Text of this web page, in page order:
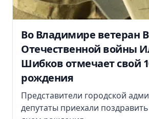
Во Владимире ветеран
Отечественной войны
Шибков отмечает свой
рождения
Представители городской
депутаты приехали